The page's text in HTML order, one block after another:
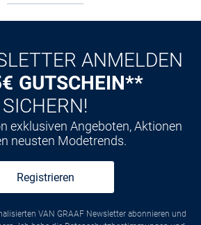
ANMELDEN
GUTSCHEIN**
SICHERN!
exklusiven Angeboten, Aktionen
neusten Modetrends.
Registrieren
VAN GRAAF Newsletter abonnieren und